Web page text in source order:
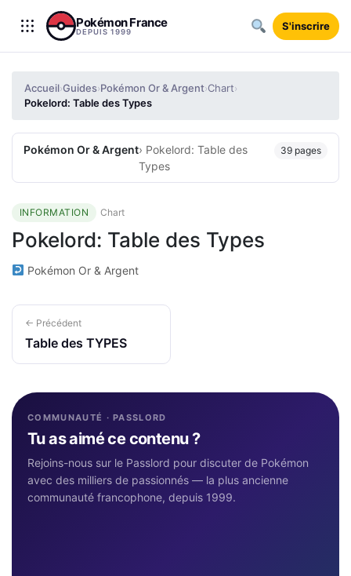
Aller au contenu
Pokémon France
DEPUIS 1999 S'inscrire
Accueil›Guides›Pokémon Or & Argent›Chart›
Pokelord: Table des Types
Pokémon Or & Argent› Pokelord: Table des
Types
39 pages
INFORMATION Chart
Pokelord: Table des Types
Pokémon Or & Argent
← Précédent
Table des TYPES
COMMUNAUTÉ · PASSLORD
Tu as aimé ce contenu ?
Rejoins-nous sur le Passlord pour discuter de Pokémon
avec des milliers de passionnés — la plus ancienne
communauté francophone, depuis 1999.